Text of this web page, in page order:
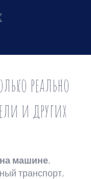
реально
и других
машине,
транспорт,